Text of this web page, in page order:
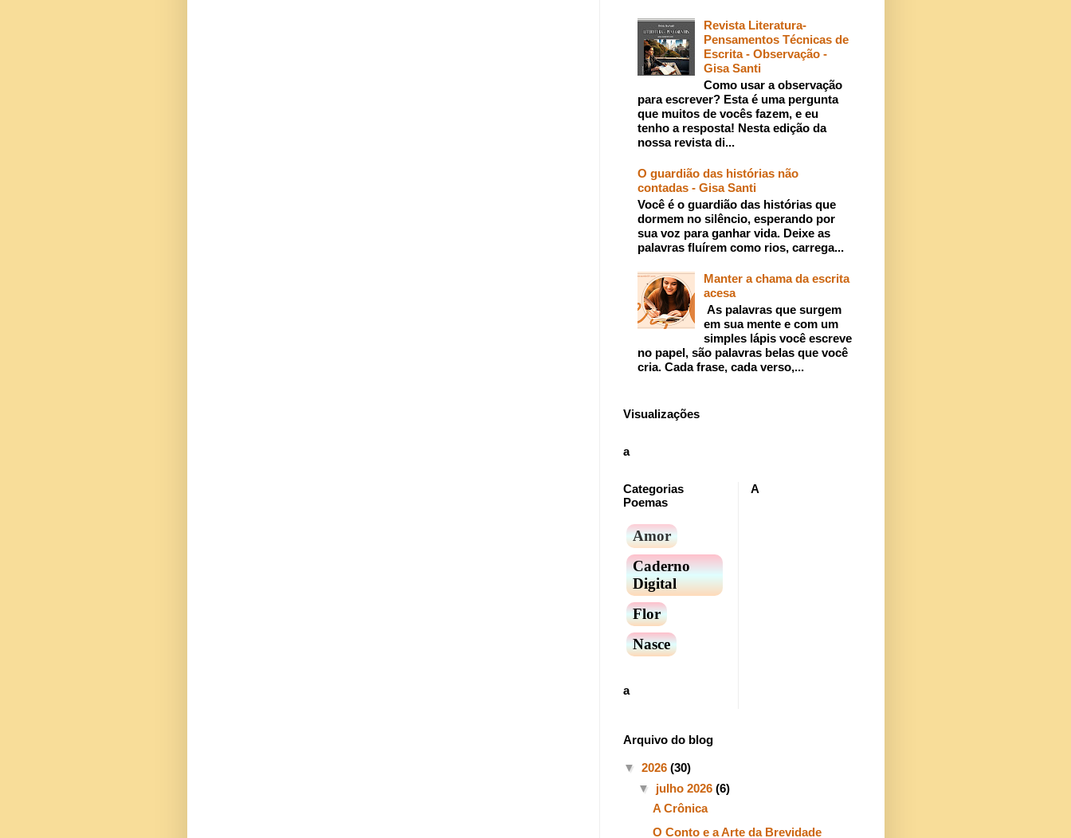
Revista Literatura-
Pensamentos Técnicas de
Escrita - Observação -
Gisa Santi
Como usar a observação
para escrever? Esta é uma pergunta
que muitos de vocês fazem, e eu
tenho a resposta! Nesta edição da
nossa revista di...
O guardião das histórias não
contadas - Gisa Santi
Você é o guardião das histórias que
dormem no silêncio, esperando por
sua voz para ganhar vida. Deixe as
palavras fluírem como rios, carrega...
Manter a chama da escrita
acesa
As palavras que surgem
em sua mente e com um
simples lápis você escreve
no papel, são palavras belas que você
cria. Cada frase, cada verso,...
Visualizações
a
Categorias
Poemas
Amor
Caderno
Digital
Flor
Nasce
a
A
Arquivo do blog
▼ 2026 (30)
▼ julho 2026 (6)
A Crônica
O Conto e a Arte da Brevidade